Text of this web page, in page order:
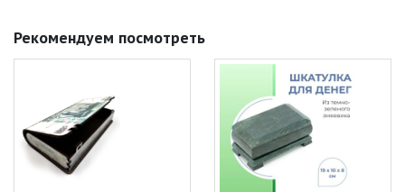
Рекомендуем посмотреть